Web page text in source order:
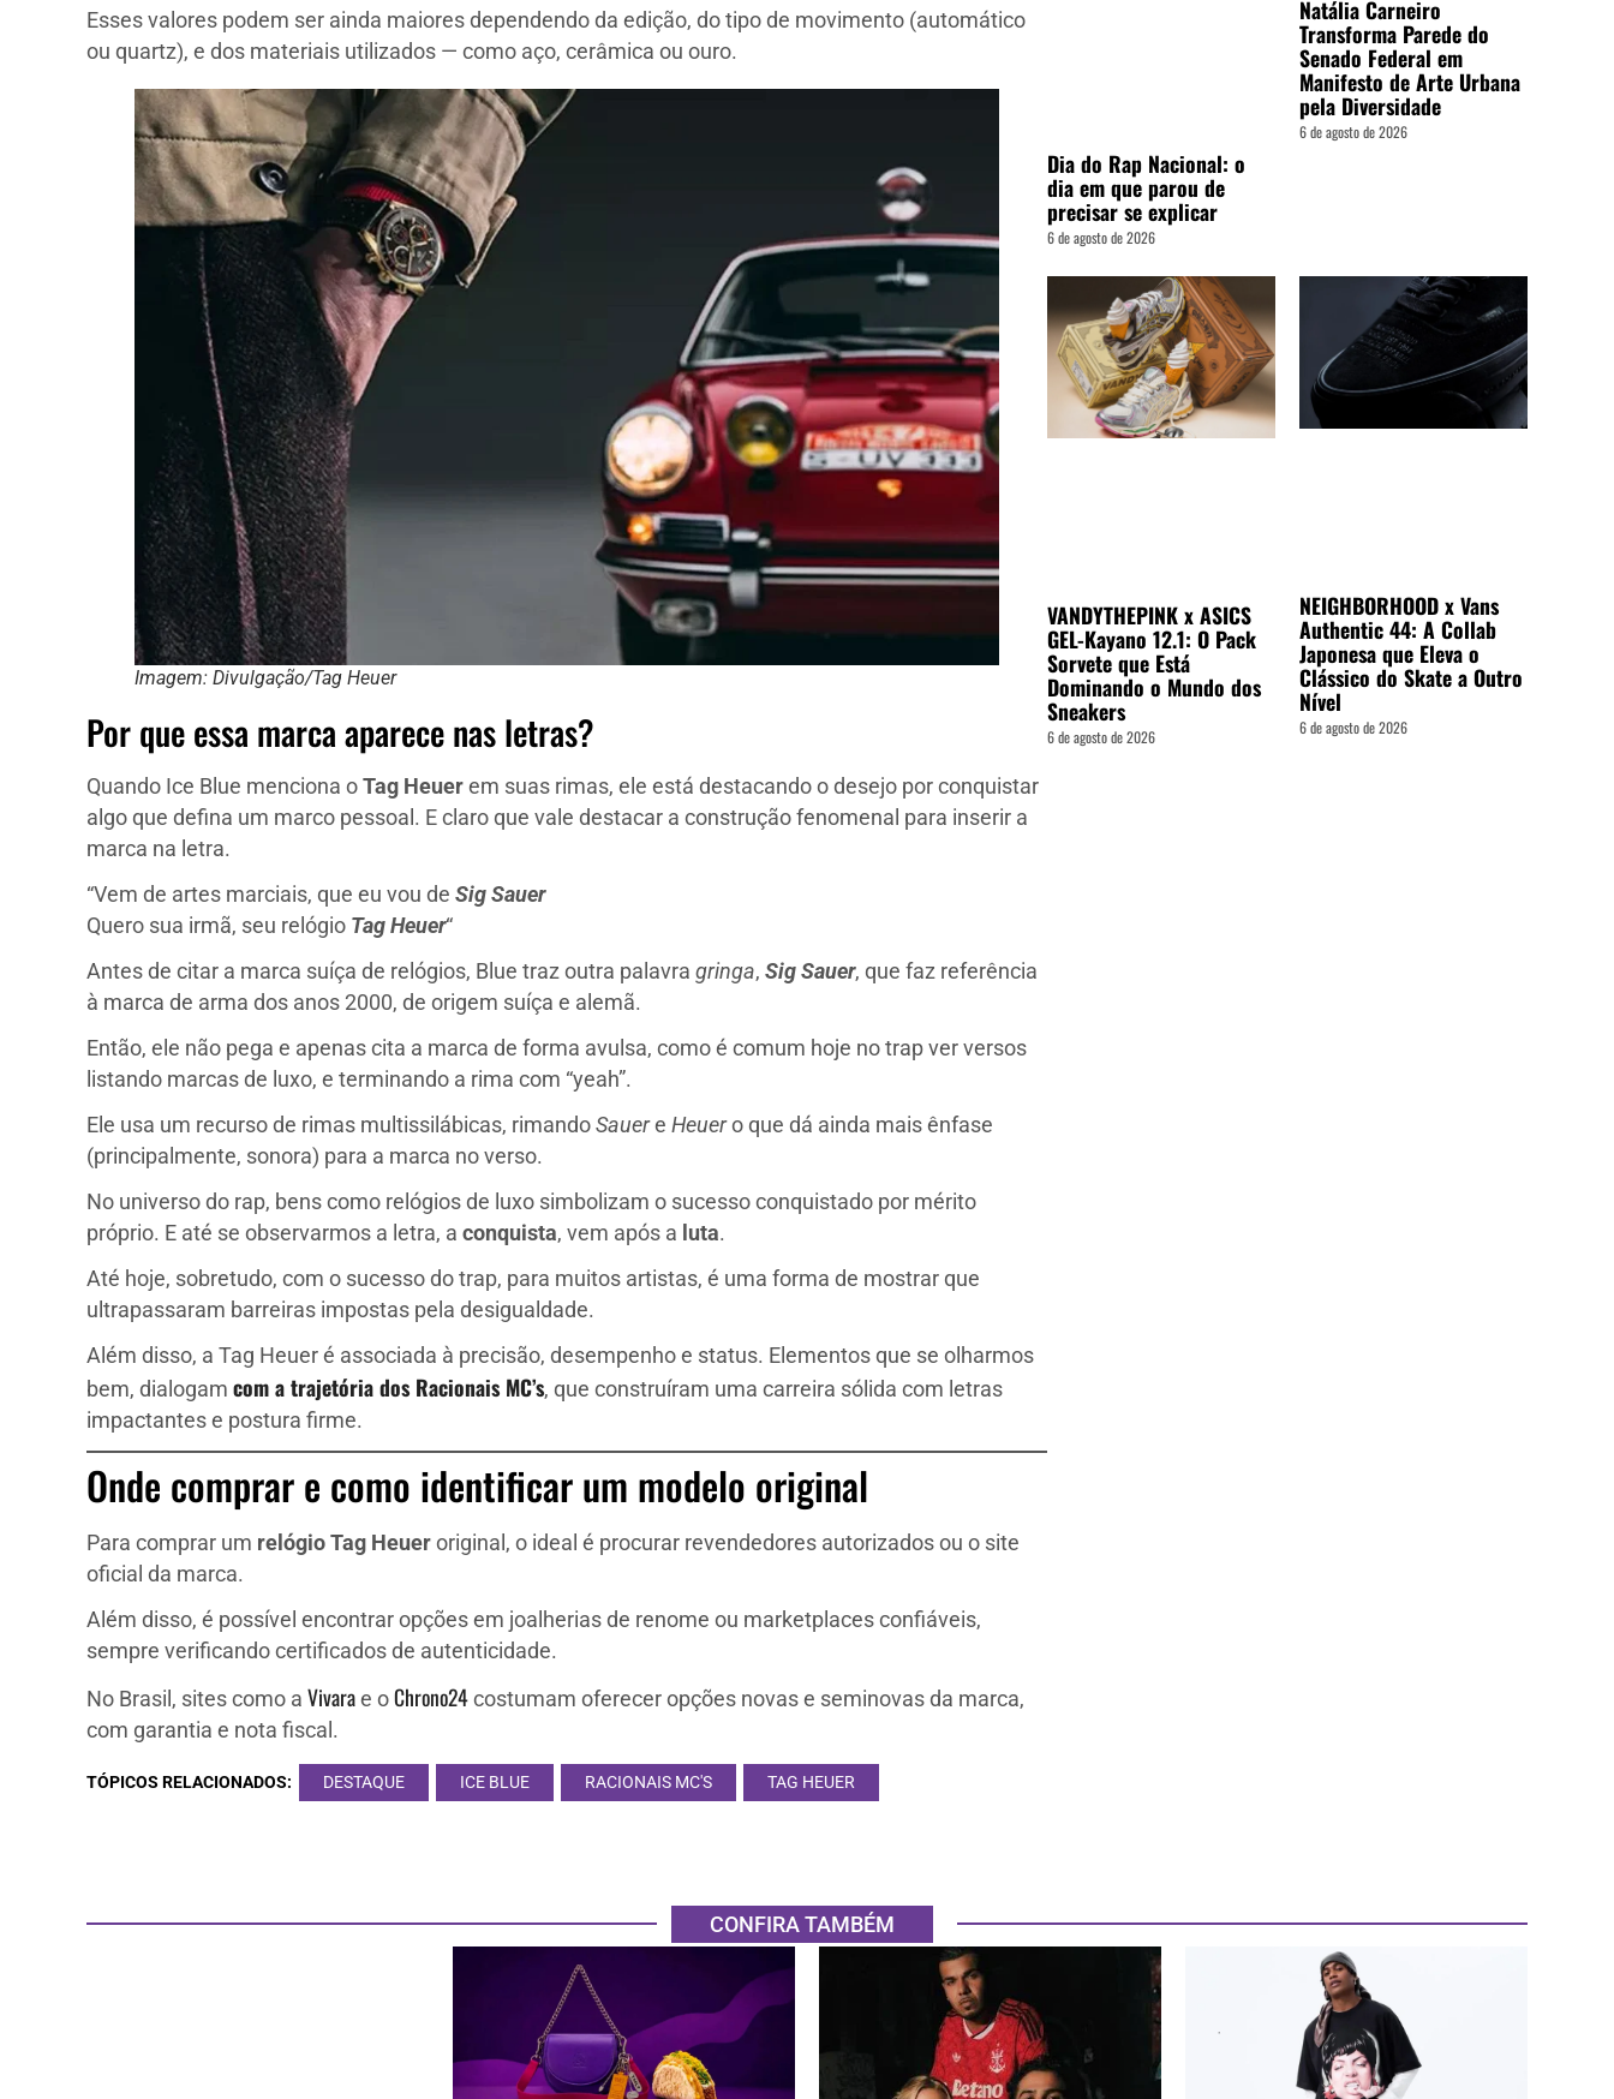
Esses valores podem ser ainda maiores dependendo da edição, do tipo de movimento (automático
ou quartz), e dos materiais utilizados — como aço, cerâmica ou ouro.
Imagem: Divulgação/Tag Heuer
Por que essa marca aparece nas letras?
Quando Ice Blue menciona o Tag Heuer em suas rimas, ele está destacando o desejo por conquistar
algo que defina um marco pessoal. E claro que vale destacar a construção fenomenal para inserir a
marca na letra.
“Vem de artes marciais, que eu vou de Sig Sauer
Quero sua irmã, seu relógio Tag Heuer“
Antes de citar a marca suíça de relógios, Blue traz outra palavra gringa, Sig Sauer, que faz referência
à marca de arma dos anos 2000, de origem suíça e alemã.
Então, ele não pega e apenas cita a marca de forma avulsa, como é comum hoje no trap ver versos
listando marcas de luxo, e terminando a rima com “yeah”.
Ele usa um recurso de rimas multissilábicas, rimando Sauere Heuero que dá ainda mais ênfase
(principalmente, sonora) para a marca no verso.
No universo do rap, bens como relógios de luxo simbolizam o sucesso conquistado por mérito
próprio. E até se observarmos a letra, a conquista, vem após a luta.
Até hoje, sobretudo, com o sucesso do trap, para muitos artistas, é uma forma de mostrar que
ultrapassaram barreiras impostas pela desigualdade.
Além disso, a Tag Heuer é associada à precisão, desempenho e status. Elementos que se olharmos
bem, dialogam com a trajetória dos Racionais MC’s, que construíram uma carreira sólida com letras
impactantes e postura firme.
Onde comprar e como identificar um modelo original
Para comprar um relógio Tag Heuer original, o ideal é procurar revendedores autorizados ou o site
oficial da marca.
Além disso, é possível encontrar opções em joalherias de renome ou marketplaces confiáveis,
sempre verificando certificados de autenticidade.
No Brasil, sites como a Vivara e o Chrono24 costumam oferecer opções novas e seminovas da marca,
com garantia e nota fiscal.
TÓPICOS RELACIONADOS: DESTAQUE ICE BLUE RACIONAIS MC'S TAG HEUER
Dia do Rap Nacional: o
dia em que parou de
precisar se explicar
6 de agosto de 2026
Natália Carneiro
Transforma Parede do
Senado Federal em
Manifesto de Arte Urbana
pela Diversidade
6 de agosto de 2026
VANDYTHEPINK x ASICS
GEL-Kayano 12.1: O Pack
Sorvete que Está
Dominando o Mundo dos
Sneakers
6 de agosto de 2026
NEIGHBORHOOD x Vans
Authentic 44: A Collab
Japonesa que Eleva o
Clássico do Skate a Outro
Nível
6 de agosto de 2026
CONFIRA TAMBÉM